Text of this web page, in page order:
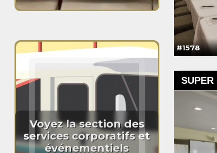
Voyez la section des
services corporatifs et
événementiels
#1578
SUPER